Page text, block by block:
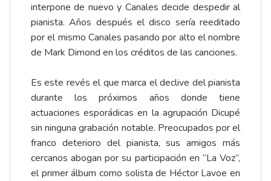
interpone de nuevo y Canales decide despedir al
pianista. Años después el disco sería reeditado
por el mismo Canales pasando por alto el nombre
de Mark Dimond en los créditos de las canciones.
Es este revés el que marca el declive del pianista
durante los próximos años donde tiene
actuaciones esporádicas en la agrupación Dicupé
sin ninguna grabación notable. Preocupados por el
franco deterioro del pianista, sus amigos más
cercanos abogan por su participación en “La Voz”,
el primer álbum como solista de Héctor Lavoe en